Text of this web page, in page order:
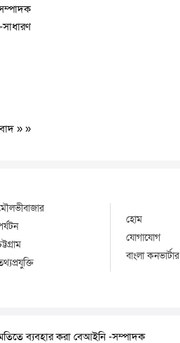
» »
হোম
যোগাযোগ
বাংলা কনভার্টার
ব্যবহার করা বেআইনি -সম্পাদক